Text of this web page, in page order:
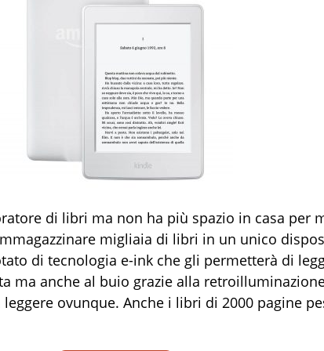
di libri ma non ha più spazio in casa per
migliaia di libri in un unico
di tecnologia e-ink che gli permetterà di
ma anche al buio grazie alla
ovunque. Anche i libri di 2000 pagine